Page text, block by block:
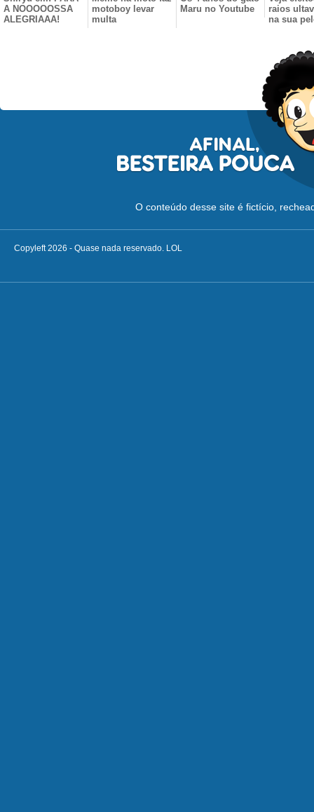
A NOOOOOSSA
ALEGRIAAA!
motoboy levar
multa
Maru no Youtube
raios
na sua
O conteúdo desse site é fictício,
Copyleft 2026 - Quase nada reservado. LOL